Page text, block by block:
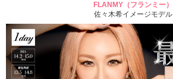
FLANMY（フランミー）
佐々木希イメージモデル